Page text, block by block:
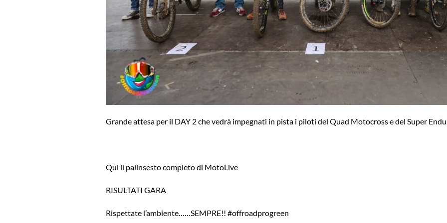
Grande attesa per il DAY 2 che vedrà impegnati in pista i piloti del Quad Motocross e del Super
Qui il palinsesto completo di MotoLive
RISULTATI GARA
Rispettate l’ambiente……SEMPRE!! #offroadprogreen